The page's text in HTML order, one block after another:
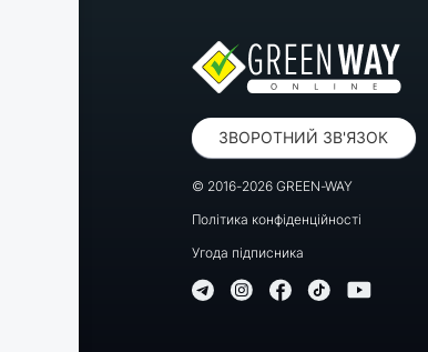
ЗВОРОТНИЙ ЗВ'ЯЗОК
© 2016-2026 GREEN-WAY
Політика конфіденційності
Угода підписника